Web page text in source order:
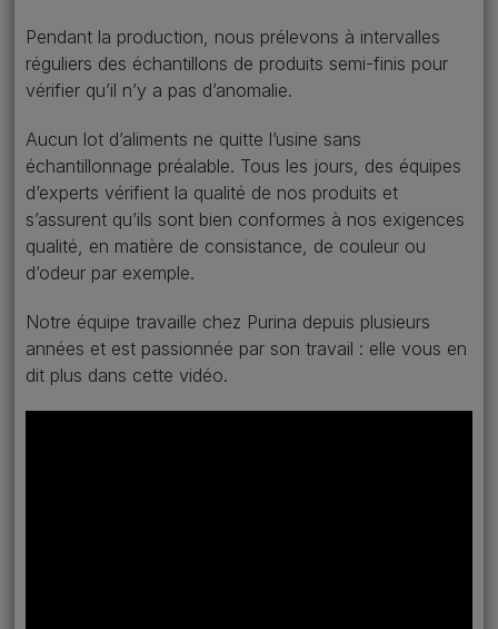
Pendant la production, nous prélevons à intervalles
réguliers des échantillons de produits semi-finis pour
vérifier qu’il n’y a pas d’anomalie.
Aucun lot d’aliments ne quitte l’usine sans
échantillonnage préalable. Tous les jours, des équipes
d’experts vérifient la qualité de nos produits et
s’assurent qu’ils sont bien conformes à nos exigences
qualité, en matière de consistance, de couleur ou
d’odeur par exemple.
Notre équipe travaille chez Purina depuis plusieurs
années et est passionnée par son travail : elle vous en
dit plus dans cette vidéo.